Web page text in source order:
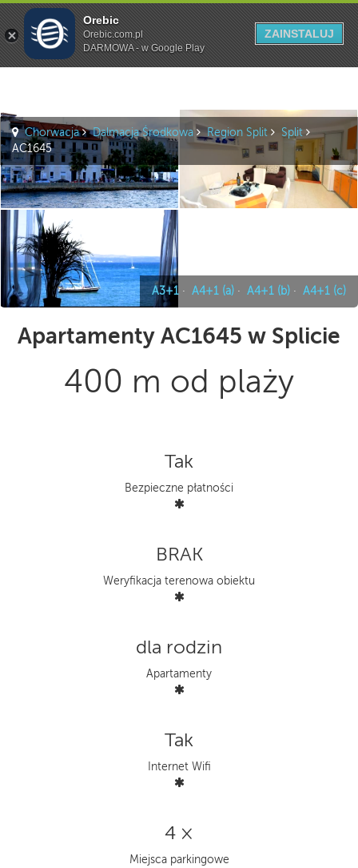
Szukaj
A3+1 · A4+1 (a) · A4+1 (b) · A4+1 (c)
Chorwacja Dalmacja Środkowa Region Split
Split
AC1645
Apartamenty AC1645 w Splicie
400 m od plaży
Tak
Bezpieczne płatności
BRAK
Weryfikacja terenowa obiektu
dla rodzin
Apartamenty
Tak
Internet Wifi
4 ×
Miejsca parkingowe
Orebic
Orebic.com.pl
DARMOWA - w Google Play
ZAINSTALUJ